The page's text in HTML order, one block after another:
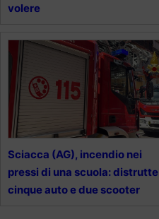
volere
Sciacca (AG), incendio nei
pressi di una scuola: distrutte
cinque auto e due scooter